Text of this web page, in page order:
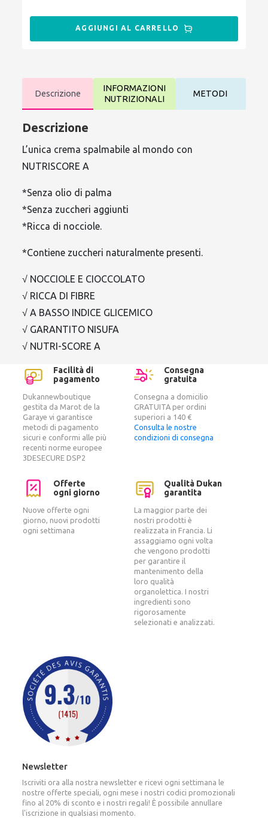
Descrizione
INFORMAZIONI
NUTRIZIONALI
METODI
Descrizione
L’unica crema spalmabile al mondo con
NUTRISCORE A
*Senza olio di palma
*Senza zuccheri aggiunti
*Ricca di nocciole.
*Contiene zuccheri naturalmente presenti.
√ NOCCIOLE E CIOCCOLATO
√ RICCA DI FIBRE
√ A BASSO INDICE GLICEMICO
√ GARANTITO NISUFA
√ NUTRI-SCORE A
AGGIUNGI AL CARRELLO
Facilità di
pagamento
Dukannewboutique
gestita da Marot de la
Garaye vi garantisce
metodi di pagamento
sicuri e conformi alle più
recenti norme europee
3DESECURE DSP2
Consegna
gratuita
Consegna a domicilio
GRATUITA per ordini
superiori a 140 €
Consulta le nostre
condizioni di consegna
Offerte
ogni giorno
Nuove offerte ogni
giorno, nuovi prodotti
ogni settimana
Qualità Dukan
garantita
La maggior parte dei
nostri prodotti è
realizzata in Francia. Li
assaggiamo ogni volta
che vengono prodotti
per garantire il
mantenimento della
loro qualità
organolettica. I nostri
ingredienti sono
rigorosamente
selezionati e analizzati.
Newsletter
Iscriviti ora alla nostra newsletter e ricevi ogni settimana le
nostre offerte speciali, ogni mese i nostri codici promozionali
fino al 20% di sconto e i nostri regali! È possibile annullare
l'iscrizione in qualsiasi momento.